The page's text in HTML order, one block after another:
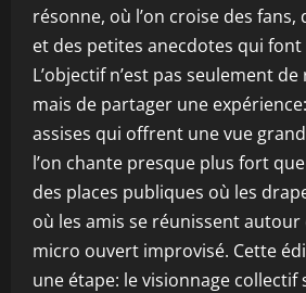
résonne, où l’on croise des
et des petites anecdotes qui
L’objectif n’est pas seulement
mais de partager une
assises qui offrent une vue
l’on chante presque plus fort
des places publiques où les
où les amis se réunissent autour
micro ouvert improvisé. Cette
une étape: le visionnage collectif